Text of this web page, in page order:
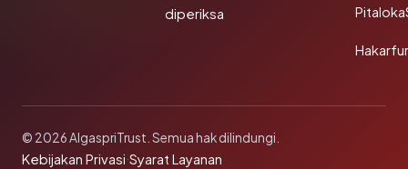
diperiksa
© 2026 AlgaspriTrust. Semua hak dilindungi.
Kebijakan Privasi·Syarat Layanan